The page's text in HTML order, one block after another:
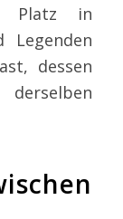
Platz in
Legenden
dessen